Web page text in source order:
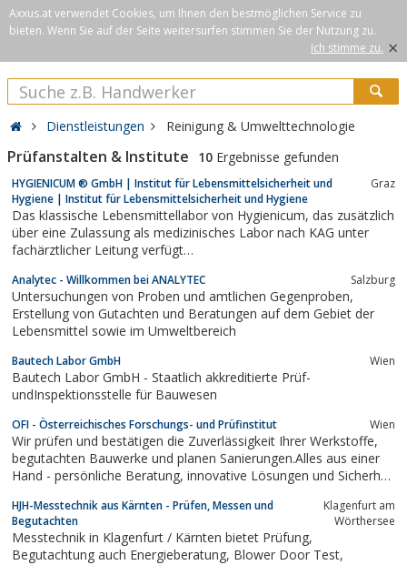
Axxus.at verwendet Cookies, um Ihnen den bestmöglichen Service zu
bieten. Wenn Sie auf der Seite weitersurfen stimmen Sie der Nutzung zu.
Ich stimme zu. ×
Dienstleistungen Reinigung & Umwelttechnologie
Prüfanstalten & Institute 10 Ergebnisse gefunden
HYGIENICUM ® GmbH | Institut für Lebensmittelsicherheit und
Hygiene | Institut für Lebensmittelsicherheit und Hygiene
Graz
Das klassische Lebensmittellabor von Hygienicum, das zusätzlich
über eine Zulassung als medizinisches Labor nach KAG unter
fachärztlicher Leitung verfügt…
Analytec - Willkommen bei ANALYTEC Salzburg
Untersuchungen von Proben und amtlichen Gegenproben,
Erstellung von Gutachten und Beratungen auf dem Gebiet der
Lebensmittel sowie im Umweltbereich
Bautech Labor GmbH Wien
Bautech Labor GmbH - Staatlich akkreditierte Prüf-
undInspektionsstelle für Bauwesen
OFI - Österreichisches Forschungs- und Prüfinstitut Wien
Wir prüfen und bestätigen die Zuverlässigkeit Ihrer Werkstoffe,
begutachten Bauwerke und planen Sanierungen.Alles aus einer
Hand - persönliche Beratung, innovative Lösungen und Sicherheit
HJH-Messtechnik aus Kärnten - Prüfen, Messen und
Begutachten
Klagenfurt am
Wörthersee
Messtechnik in Klagenfurt / Kärnten bietet Prüfung,
Begutachtung auch Energieberatung, Blower Door Test,